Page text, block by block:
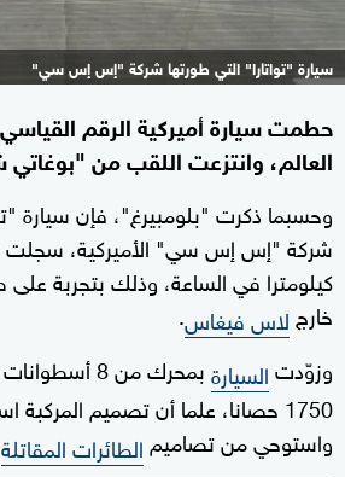
سيارة "تواتارا" التي طورتها شركة "إس إس سي"
حطمت سيارة أميركية الرقم
العالم، وانتزعت اللقب من
وحسبما ذكرت "بلومبيرغ"، فإن سيارة
كيلومترا في الساعة، وذلك بتجربة
خارج لاس فيغاس.
وزوّدتالسيارة
بمحرك من 8
1750 حصانا، علما أن تصميم
واستوحي من تصاميم الطائرات المقاتلة